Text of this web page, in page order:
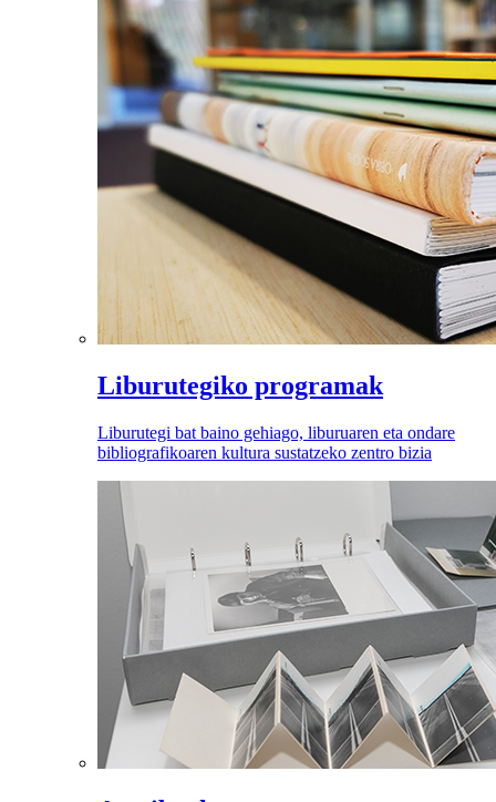
Liburutegiko programak
Liburutegi bat baino gehiago, liburuaren eta ondare
bibliografikoaren kultura sustatzeko zentro bizia